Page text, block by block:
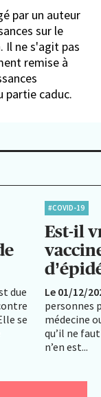
par un auteur
sur le
Il ne s'agit pas
remise à
partie caduc.
due
se
#COVID-19
Est-il
Le 01/12/
personnes
médecine
qu’il ne
n’en est...